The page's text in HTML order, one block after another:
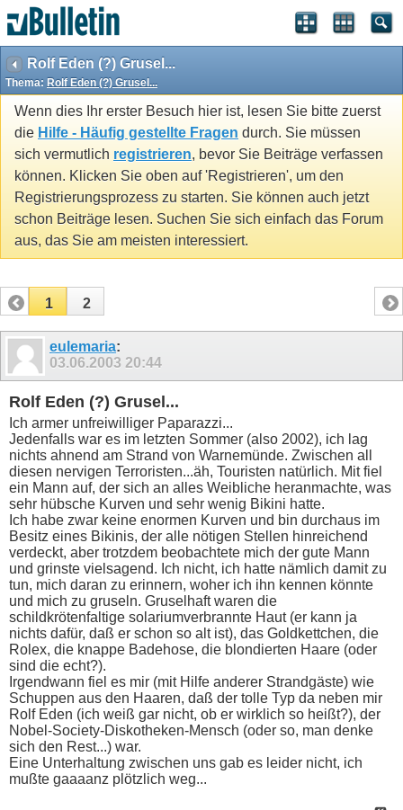
Rolf Eden (?) Grusel...
Thema: Rolf Eden (?) Grusel...
Wenn dies Ihr erster Besuch hier ist, lesen Sie bitte zuerst
die Hilfe - Häufig gestellte Fragen durch. Sie müssen
sich vermutlich registrieren, bevor Sie Beiträge verfassen
können. Klicken Sie oben auf 'Registrieren', um den
Registrierungsprozess zu starten. Sie können auch jetzt
schon Beiträge lesen. Suchen Sie sich einfach das Forum
aus, das Sie am meisten interessiert.
1 2
eulemaria:
03.06.2003 20:44
Rolf Eden (?) Grusel...
Ich armer unfreiwilliger Paparazzi...
Jedenfalls war es im letzten Sommer (also 2002), ich lag
nichts ahnend am Strand von Warnemünde. Zwischen all
diesen nervigen Terroristen...äh, Touristen natürlich. Mit fiel
ein Mann auf, der sich an alles Weibliche heranmachte, was
sehr hübsche Kurven und sehr wenig Bikini hatte.
Ich habe zwar keine enormen Kurven und bin durchaus im
Besitz eines Bikinis, der alle nötigen Stellen hinreichend
verdeckt, aber trotzdem beobachtete mich der gute Mann
und grinste vielsagend. Ich nicht, ich hatte nämlich damit zu
tun, mich daran zu erinnern, woher ich ihn kennen könnte
und mich zu gruseln. Gruselhaft waren die
schildkrötenfaltige solariumverbrannte Haut (er kann ja
nichts dafür, daß er schon so alt ist), das Goldkettchen, die
Rolex, die knappe Badehose, die blondierten Haare (oder
sind die echt?).
Irgendwann fiel es mir (mit Hilfe anderer Strandgäste) wie
Schuppen aus den Haaren, daß der tolle Typ da neben mir
Rolf Eden (ich weiß gar nicht, ob er wirklich so heißt?), der
Nobel-Society-Diskotheken-Mensch (oder so, man denke
sich den Rest...) war.
Eine Unterhaltung zwischen uns gab es leider nicht, ich
mußte gaaaanz plötzlich weg...